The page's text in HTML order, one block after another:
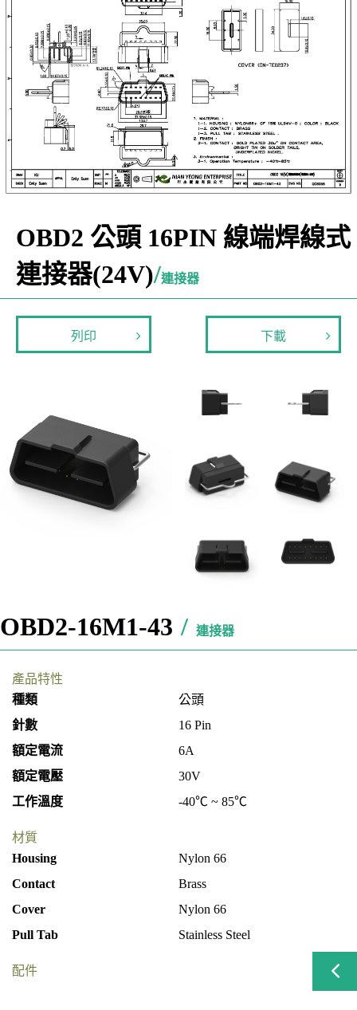
OBD2 公頭 16PIN 線端焊線式
連接器(24V)/連接器
列印 下載
OBD2-16M1-43 / 連接器
產品特性
種類
公頭
針數
16 Pin
額定電流
6A
額定電壓
30V
工作溫度
-40℃ ~ 85℃
材質
Housing
Nylon 66
Contact
Brass
Cover
Nylon 66
Pull Tab
Stainless Steel
配件